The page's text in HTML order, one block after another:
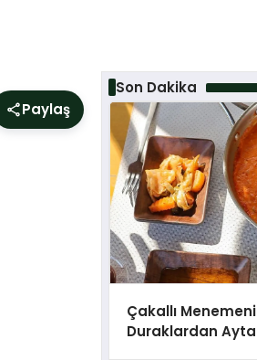
Paylaş
Son Dakika
Çakallı
Duraklardan